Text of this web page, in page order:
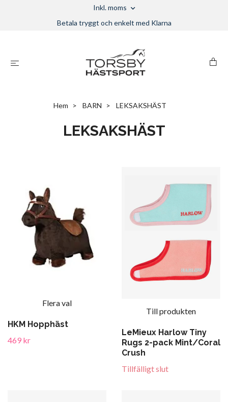
Inkl. moms
Betala tryggt och enkelt med Klarna
Hem BARN LEKSAKSHÄST
LEKSAKSHÄST
Flera val
HKM Hopphäst
469 kr
Till produkten
LeMieux Harlow Tiny
Rugs 2-pack Mint/Coral
Crush
Tillfälligt slut